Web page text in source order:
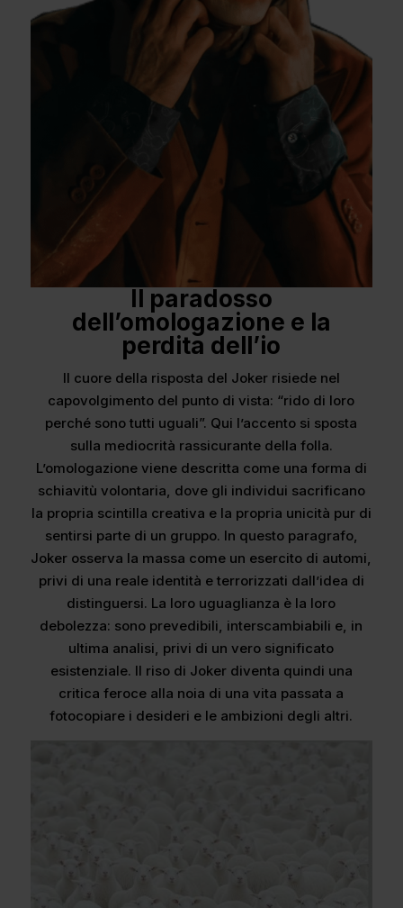
Il paradosso
dell’omologazione e la
perdita dell’io
​Il cuore della risposta del Joker risiede nel
capovolgimento del punto di vista: “rido di loro
perché sono tutti uguali”. Qui l’accento si sposta
sulla mediocrità rassicurante della folla.
L’omologazione viene descritta come una forma di
schiavitù volontaria, dove gli individui sacrificano
la propria scintilla creativa e la propria unicità pur di
sentirsi parte di un gruppo. In questo paragrafo,
Joker osserva la massa come un esercito di automi,
privi di una reale identità e terrorizzati dall’idea di
distinguersi. La loro uguaglianza è la loro
debolezza: sono prevedibili, interscambiabili e, in
ultima analisi, privi di un vero significato
esistenziale. Il riso di Joker diventa quindi una
critica feroce alla noia di una vita passata a
fotocopiare i desideri e le ambizioni degli altri.